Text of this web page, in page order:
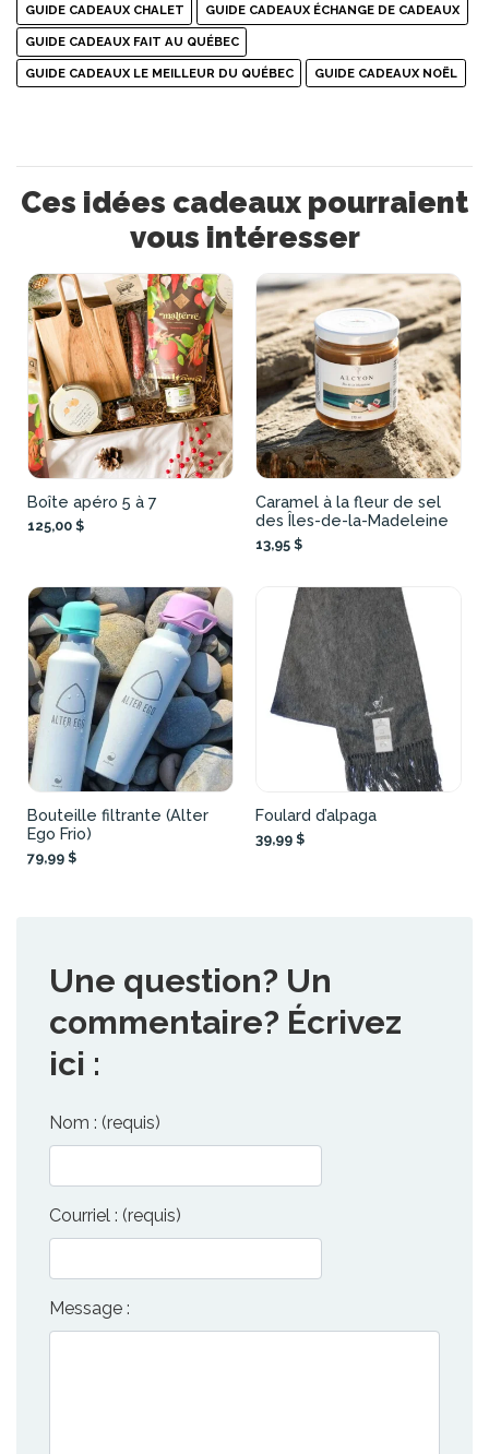
GUIDE CADEAUX CHALET GUIDE CADEAUX ÉCHANGE DE CADEAUX
GUIDE CADEAUX FAIT AU QUÉBEC
GUIDE CADEAUX LE MEILLEUR DU QUÉBEC GUIDE CADEAUX NOËL
Ces idées cadeaux pourraient
vous intéresser
Boîte apéro 5 à 7
125,00 $
Caramel à la fleur de sel
des Îles-de-la-Madeleine
13,95 $
Bouteille filtrante (Alter
Ego Frio)
79,99 $
Foulard d’alpaga
39,99 $
Une question? Un
commentaire? Écrivez
ici :
Nom : (requis)
Courriel : (requis)
Message :